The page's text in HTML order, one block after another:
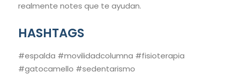
realmente notes que te ayudan.
HASHTAGS
#espalda #movilidadcolumna #fisioterapia
#gatocamello #sedentarismo